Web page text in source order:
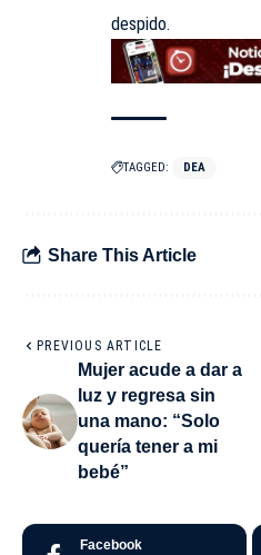
despido.
TAGGED: DEA
Share This Article
PREVIOUS ARTICLE
Mujer acude a dar a
luz y regresa sin
una mano: “Solo
quería tener a mi
bebé”
Facebook